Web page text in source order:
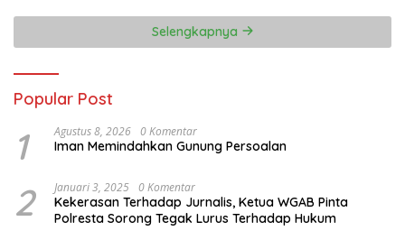
Selengkapnya
Popular Post
1 Agustus 8, 2026 0 Komentar
Iman Memindahkan Gunung Persoalan
2 Januari 3, 2025 0 Komentar
Kekerasan Terhadap Jurnalis, Ketua WGAB Pinta
Polresta Sorong Tegak Lurus Terhadap Hukum